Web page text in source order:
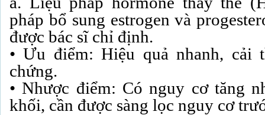
pháp bổ sung estrogen và
được bác sĩ chỉ định.
• Ưu điểm: Hiệu quả nhanh, cải
chứng.
• Nhược điểm: Có nguy cơ tăng
khối, cần được sàng lọc nguy cơ